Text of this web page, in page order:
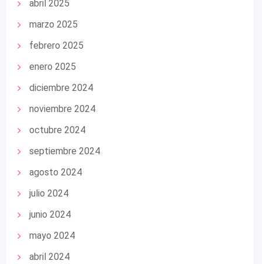
abril 2025
marzo 2025
febrero 2025
enero 2025
diciembre 2024
noviembre 2024
octubre 2024
septiembre 2024
agosto 2024
julio 2024
junio 2024
mayo 2024
abril 2024